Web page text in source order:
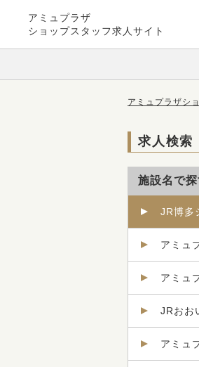
アミュプラザ
ショップスタッフ求人サイト
アミュプラザシ
求人検索
施設名で探
JR博多
アミュ
アミュ
JRおお
アミュ